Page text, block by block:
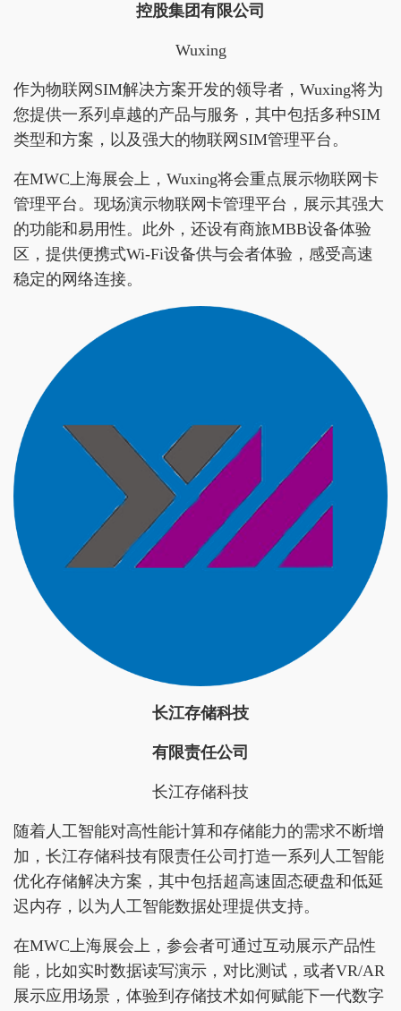
控股集团有限公司
Wuxing
作为物联网SIM解决方案开发的领导者，Wuxing将为
您提供一系列卓越的产品与服务，其中包括多种SIM
类型和方案，以及强大的物联网SIM管理平台。
在MWC上海展会上，Wuxing将会重点展示物联网卡
管理平台。现场演示物联网卡管理平台，展示其强大
的功能和易用性。此外，还设有商旅MBB设备体验
区，提供便携式Wi-Fi设备供与会者体验，感受高速
稳定的网络连接。
长江存储科技
有限责任公司
长江存储科技
随着人工智能对高性能计算和存储能力的需求不断增
加，长江存储科技有限责任公司打造一系列人工智能
优化存储解决方案，其中包括超高速固态硬盘和低延
迟内存，以为人工智能数据处理提供支持。
在MWC上海展会上，参会者可通过互动展示产品性
能，比如实时数据读写演示，对比测试，或者VR/AR
展示应用场景，体验到存储技术如何赋能下一代数字